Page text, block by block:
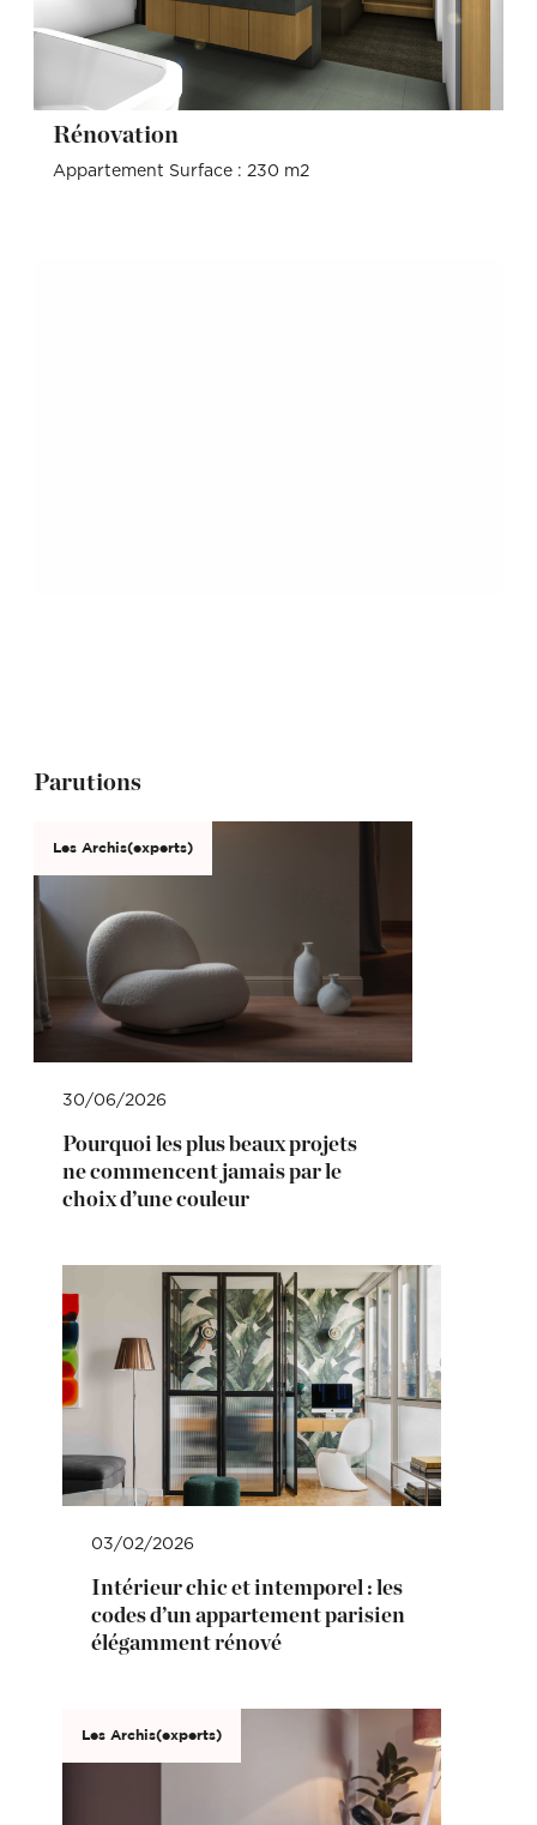
Rénovation
Appartement Surface : 230 m2
Parutions
Les Archis(experts)
30/06/2026
Pourquoi les plus beaux projets
ne commencent jamais par le
choix d’une couleur
03/02/2026
Intérieur chic et intemporel : les
codes d’un appartement parisien
élégamment rénové
Les Archis(experts)